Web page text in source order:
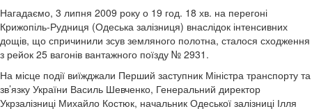
Нагадаємо, 3 липня 2009 року о 19 год. 18 хв. на перегоні
Крижопіль-Рудниця (Одеська залізниця) внаслідок інтенсивних
дощів, що спричинили зсув земляного полотна, сталося сходження
з рейок 25 вагонів вантажного поїзду № 2931.
На місце події виїжджали Перший заступник Міністра транспорту та
зв’язку України Василь Шевченко, Генеральний директор
Укрзалізниці Михайло Костюк, начальник Одеської залізниці Ілля